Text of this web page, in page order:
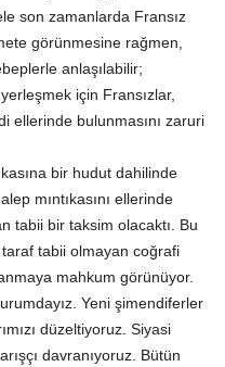
son zamanlarda Fransız
görünmesine rağmen,
anlaşılabilir;
için Fransızlar,
ellerinde bulunmasını zaruri
bir hudut dahilinde
mıntıkasını ellerinde
tabii bir taksim olacaktı. Bu
tabii olmayan coğrafi
mahkum görünüyor.
Yeni şimendiferler
düzeltiyoruz. Siyasi
davranıyoruz. Bütün